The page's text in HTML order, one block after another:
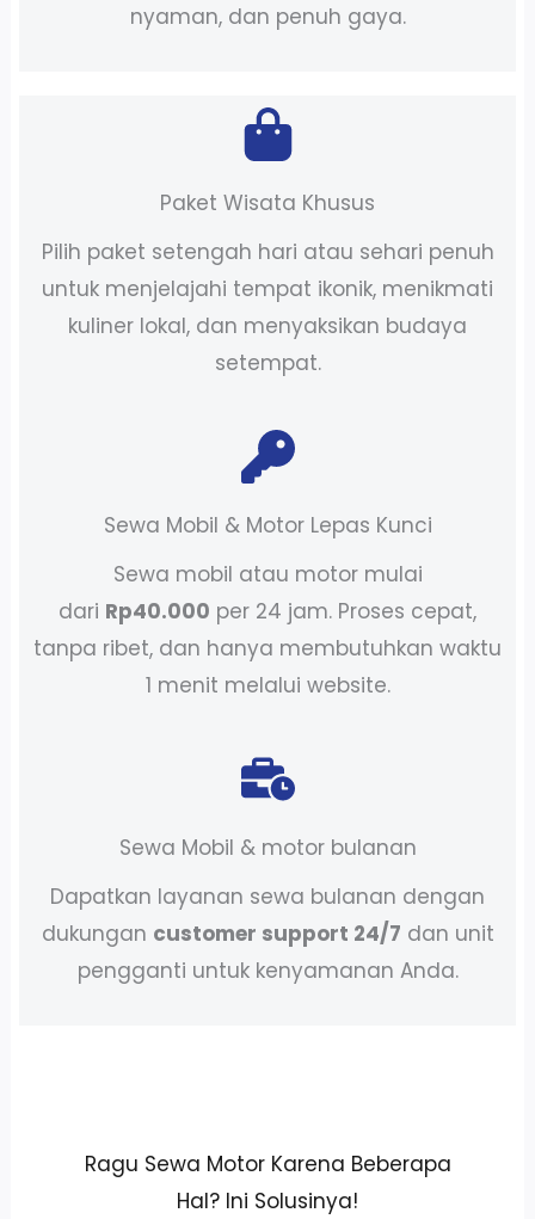
nyaman, dan penuh gaya.
Paket Wisata Khusus
Pilih paket setengah hari atau sehari penuh
untuk menjelajahi tempat ikonik, menikmati
kuliner lokal, dan menyaksikan budaya
setempat.
Sewa Mobil & Motor Lepas Kunci
Sewa mobil atau motor mulai
dari Rp40.000 per 24 jam. Proses cepat,
tanpa ribet, dan hanya membutuhkan waktu
1 menit melalui website.
Sewa Mobil & motor bulanan
Dapatkan layanan sewa bulanan dengan
dukungan customer support 24/7 dan unit
pengganti untuk kenyamanan Anda.
Ragu Sewa Motor Karena Beberapa
Hal? Ini Solusinya!